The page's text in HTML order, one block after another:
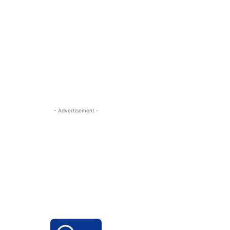
- Advertisement -